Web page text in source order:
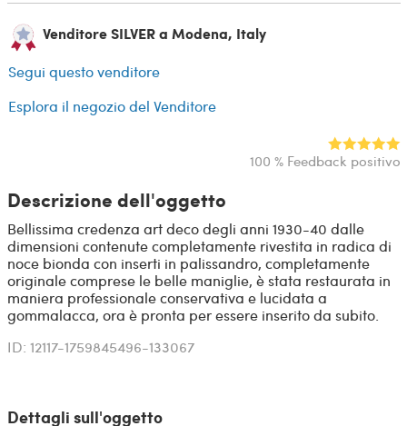
Venditore SILVER a Modena, Italy
Segui questo venditore
Esplora il negozio del Venditore
100 % Feedback positivo
Descrizione dell'oggetto
Bellissima credenza art deco degli anni 1930-40 dalle
dimensioni contenute completamente rivestita in radica di
noce bionda con inserti in palissandro, completamente
originale comprese le belle maniglie, è stata restaurata in
maniera professionale conservativa e lucidata a
gommalacca, ora è pronta per essere inserito da subito.
ID: 12117-1759845496-133067
Dettagli sull'oggetto